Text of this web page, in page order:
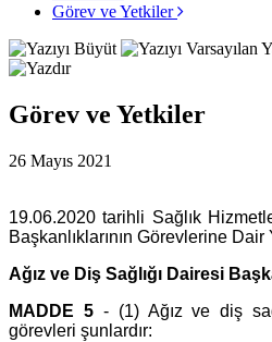
Görev ve Yetkiler
Görev ve Yetkiler
26 Mayıs 2021
19.06.2020 tarihli Sağlık
Başkanlıklarının Görevlerine
Ağız ve Diş Sağlığı Dairesi
MADDE 5 - (1) Ağız ve diş
görevleri şunlardır: